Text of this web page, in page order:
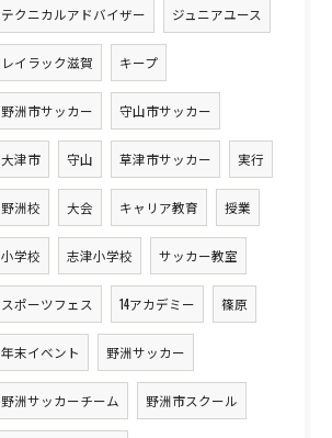
テクニカルアドバイザー ジュニアユース
レイラック滋賀 キープ
野洲市サッカー 守山市サッカー
大津市 守山 草津市サッカー 実行
野洲校 大会 キャリア教育 授業
小学校 志津小学校 サッカー教室
スポーツフェス 14アカデミー 篠原
年末イベント 野洲サッカー
野洲サッカーチーム 野洲市スクール